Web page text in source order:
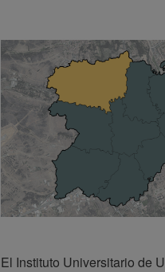
El Instituto Universitario de